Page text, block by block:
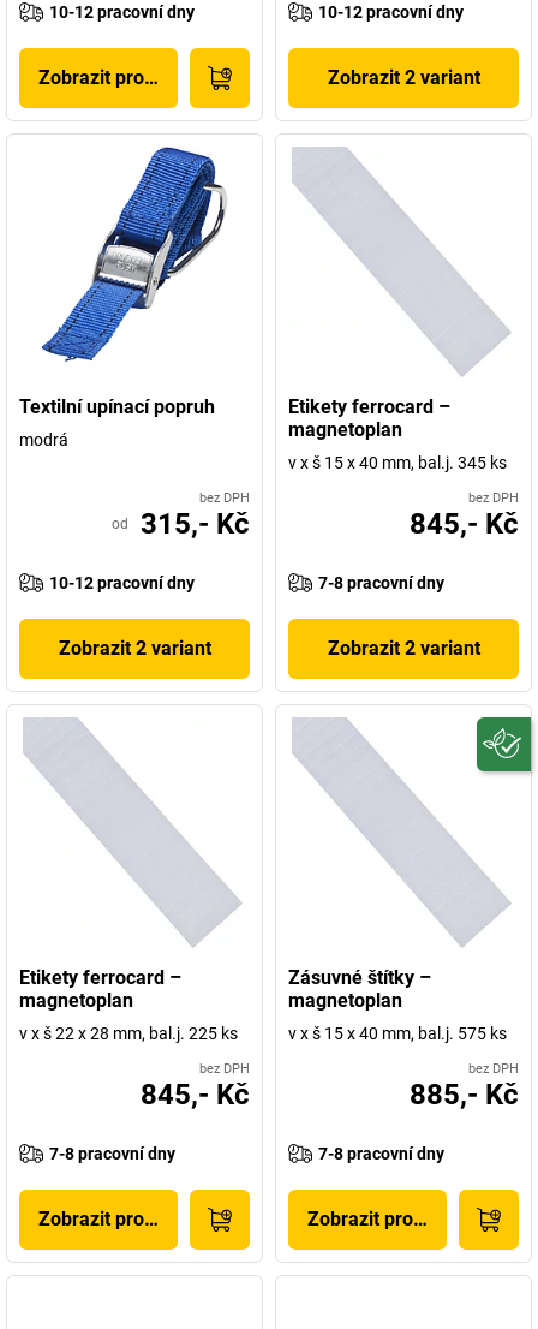
10-12 pracovní dny
Zobrazit produkt
10-12 pracovní dny
Zobrazit 2 variant
Textilní upínací popruh
modrá
bez DPH
od 315,- Kč
10-12 pracovní dny
Zobrazit 2 variant
Etikety ferrocard –
magnetoplan
v x š 15 x 40 mm, bal.j. 345 ks
bez DPH
845,- Kč
7-8 pracovní dny
Zobrazit 2 variant
Etikety ferrocard –
magnetoplan
v x š 22 x 28 mm, bal.j. 225 ks
bez DPH
845,- Kč
7-8 pracovní dny
Zobrazit produkt
Zásuvné štítky –
magnetoplan
v x š 15 x 40 mm, bal.j. 575 ks
bez DPH
885,- Kč
7-8 pracovní dny
Zobrazit produkt